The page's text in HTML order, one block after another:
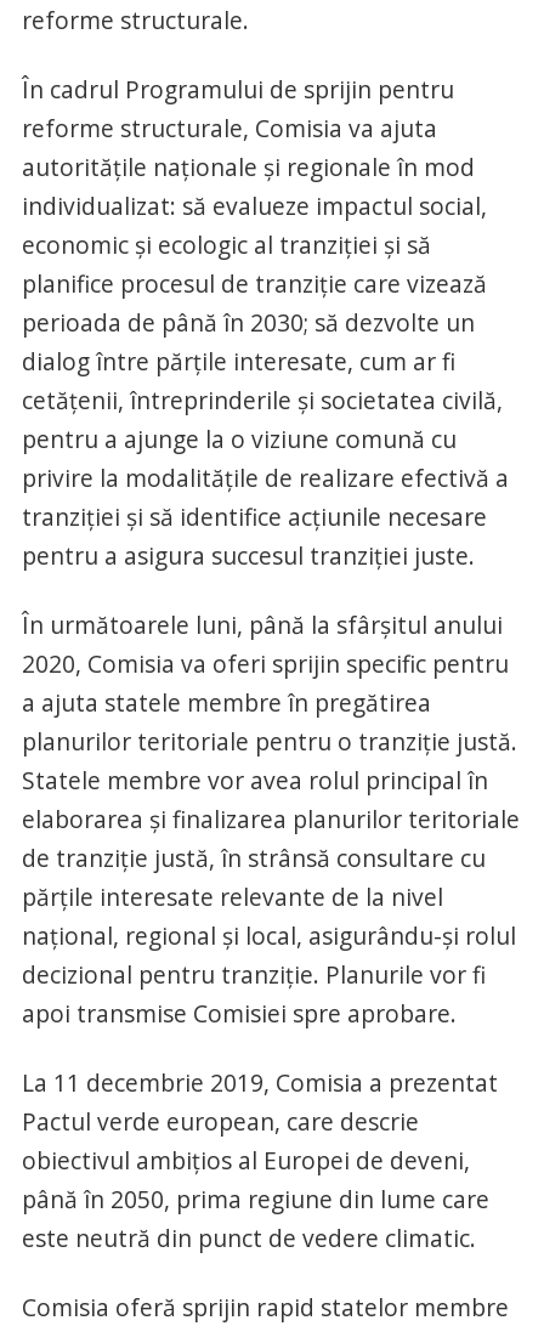
reforme structurale.
În cadrul Programului de sprijin pentru
reforme structurale, Comisia va ajuta
autorităţile naţionale şi regionale în mod
individualizat: să evalueze impactul social,
economic şi ecologic al tranziţiei şi să
planifice procesul de tranziţie care vizează
perioada de până în 2030; să dezvolte un
dialog între părţile interesate, cum ar fi
cetăţenii, întreprinderile şi societatea civilă,
pentru a ajunge la o viziune comună cu
privire la modalităţile de realizare efectivă a
tranziţiei şi să identifice acţiunile necesare
pentru a asigura succesul tranziţiei juste.
În următoarele luni, până la sfârşitul anului
2020, Comisia va oferi sprijin specific pentru
a ajuta statele membre în pregătirea
planurilor teritoriale pentru o tranziţie justă.
Statele membre vor avea rolul principal în
elaborarea şi finalizarea planurilor teritoriale
de tranziţie justă, în strânsă consultare cu
părţile interesate relevante de la nivel
naţional, regional şi local, asigurându-şi rolul
decizional pentru tranziţie. Planurile vor fi
apoi transmise Comisiei spre aprobare.
La 11 decembrie 2019, Comisia a prezentat
Pactul verde european, care descrie
obiectivul ambiţios al Europei de deveni,
până în 2050, prima regiune din lume care
este neutră din punct de vedere climatic.
Comisia oferă sprijin rapid statelor membre